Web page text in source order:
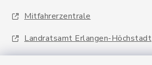
Mitfahrerzentrale
Landratsamt Erlangen-Höchstadt